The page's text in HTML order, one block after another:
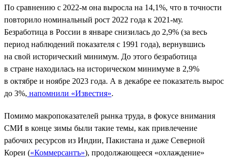
По сравнению с 2022-м она выросла на 14,1%, что в точности
повторило номинальный рост 2022 года к 2021-му.
Безработица в России в январе снизилась до 2,9% (за весь
период наблюдений показателя с 1991 года), вернувшись
на свой исторический минимум. До этого безработица
в стране находилась на историческом минимуме в 2,9%
в октябре и ноябре 2023 года. А в декабре ее показатель вырос
до 3%, напомнили «Известия».
Помимо макропоказателей рынка труда, в фокусе внимания
СМИ в конце зимы были такие темы, как привлечение
рабочих ресурсов из Индии, Пакистана и даже Северной
Кореи («Коммерсантъ»), продолжающееся «охлаждение»